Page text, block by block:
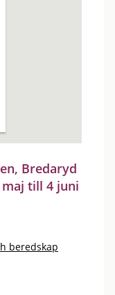
Bredaryd
till 4 juni
beredskap